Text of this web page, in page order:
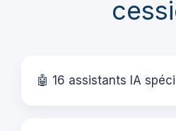
🤖 16 assistants IA